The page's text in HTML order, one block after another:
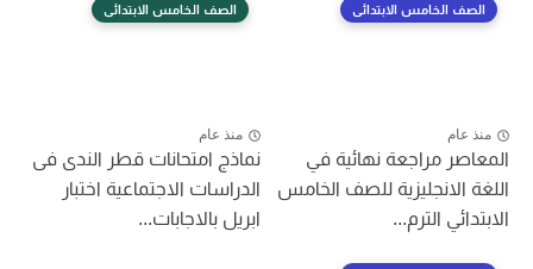
الصف الخامس الابتدائى
منذ عام
المعاصر مراجعة نهائية في
اللغة الانجليزية للصف الخامس
الابتدائي الترم...
الصف الخامس الابتدائى
منذ عام
نماذج امتحانات قطر الندى فى
الدراسات الاجتماعية اختبار
ابريل بالاجابات...